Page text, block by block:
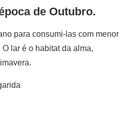
de Outubro.
para consumi-las com menor
lar é o habitat da alma,